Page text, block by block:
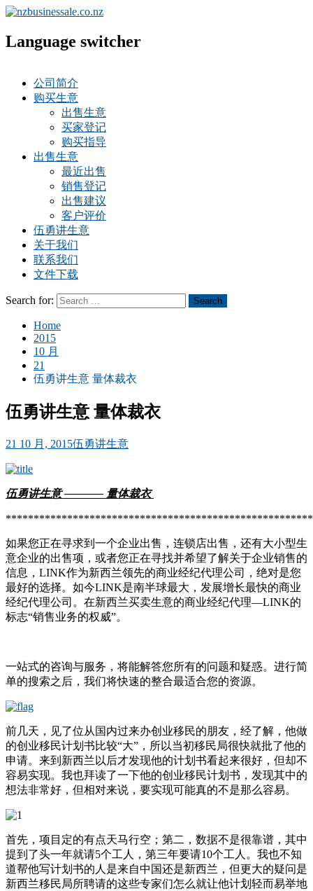
Language switcher
公司简介
购买生意
出售生意
买家登记
购买指导
出售生意
最近出售
销售登记
出售建议
客户评价
伍勇讲生意
关于我们
联系我们
文件下载
Search for: Search
Home
2015
10 月
21
伍勇讲生意 量体裁衣
伍勇讲生意 量体裁衣
21 10 月, 2015伍勇讲生意
伍勇讲生意———– 量体裁衣
如果您正在寻求到一个企业出售，连锁店出售，还有大小型生
意企业的出售项，或者您正在寻找并希望了解关于企业销售的
信息，LINK作为新西兰领先的商业经纪代理公司，绝对是您
最好的选择。如今LINK是南半球最大，发展增长最快的商业
经纪代理公司。在新西兰买卖生意的商业经纪代理—LINK的
标志“销售业务的权威”。
一站式的咨询与服务，将能解答您所有的问题和疑惑。进行简
单的搜索之后，我们将快速的整合最适合您的资源。
前几天，见了位从国内过来办创业移民的朋友，经了解，他做
的创业移民计划书比较“大”，所以当初移民局很快就批了他的
申请。来到新西兰以后才发现他的计划书看起来很好，但却不
容易实现。我也拜读了一下他的创业移民计划书，发现其中的
想法非常好，但相对来说，要实现可能真的不是那么容易。
首先，项目定的有点天马行空；第二，数据不是很靠谱，其中
提到了头一年就请5个工人，第三年要请10个工人。我也不知
道帮他写计划书的人是来自中国还是新西兰，但更大的疑问是
新西兰移民局所聘请的这些专家们怎么就让他计划轻而易举地